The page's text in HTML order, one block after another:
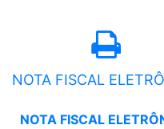
NOTA FISCAL
NOTA FISCAL